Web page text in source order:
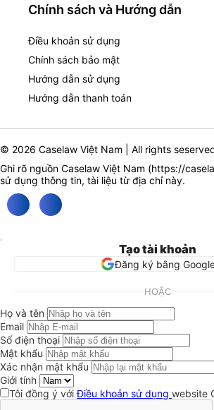
Chính sách và Hướng dẫn
Điều khoản sử dụng
Chính sách bảo mật
Hướng dẫn sử dụng
Hướng dẫn thanh toán
© 2026 Caselaw Việt Nam | All rights
Ghi rõ nguồn Caselaw Việt Nam (https://
sử dụng thông tin, tài liệu từ địa chỉ này.
Tạo tài khoản
Đăng ký bằng
HOẶC
Họ và tên
Email
Số điện thoại
Mật khẩu
Xác nhận mật khẩu
Giới tính
Tôi đồng ý vớiĐiều khoản sử dụng website